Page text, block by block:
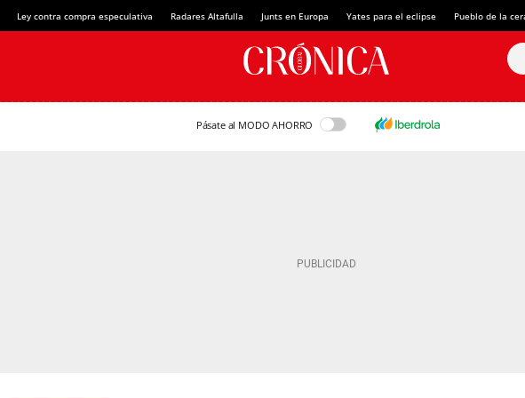
Ley contra compra especulativa Radares Altafulla Junts en Europa Yates para el eclipse Pueblo de la
Pásate al MODO AHORRO